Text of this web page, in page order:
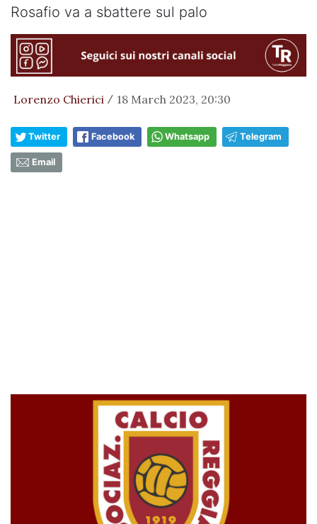
Rosafio va a sbattere sul palo
Lorenzo Chierici / 18 March 2023, 20:30
Twitter Facebook Whatsapp Telegram
Email